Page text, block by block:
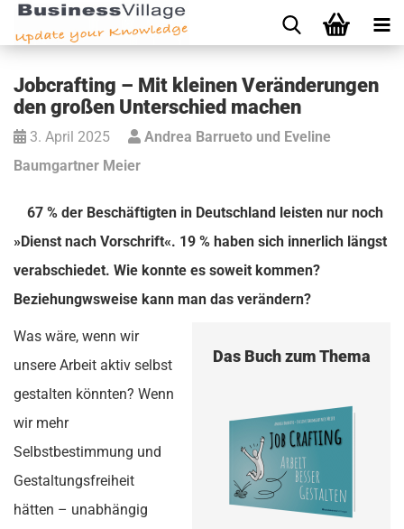
Jobcrafting – Mit kleinen Veränderungen
den großen Unterschied machen
3. April 2025
Andrea Barrueto und Eveline
Baumgartner Meier
67 % der Beschäftigten in Deutschland leisten nur noch
»Dienst nach Vorschrift«. 19 % haben sich innerlich längst
verabschiedet. Wie konnte es soweit kommen?
Beziehungwsweise kann man das verändern?
Das Buch zum Thema
Was wäre, wenn wir
unsere Arbeit aktiv selbst
gestalten könnten? Wenn
wir mehr
Selbstbestimmung und
Gestaltungsfreiheit
hätten – unabhängig